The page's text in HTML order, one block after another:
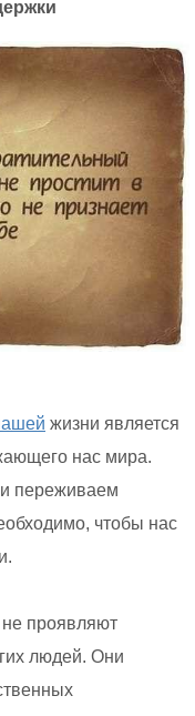
жизни является
нас мира.
переживаем
чтобы нас
проявляют
людей. Они